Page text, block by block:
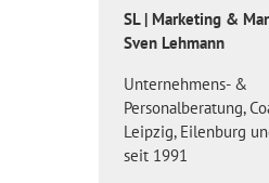
SL | Marketing &
Sven Lehmann
Unternehmens- &
Personalberatung,
Leipzig, Eilenburg
seit 1991